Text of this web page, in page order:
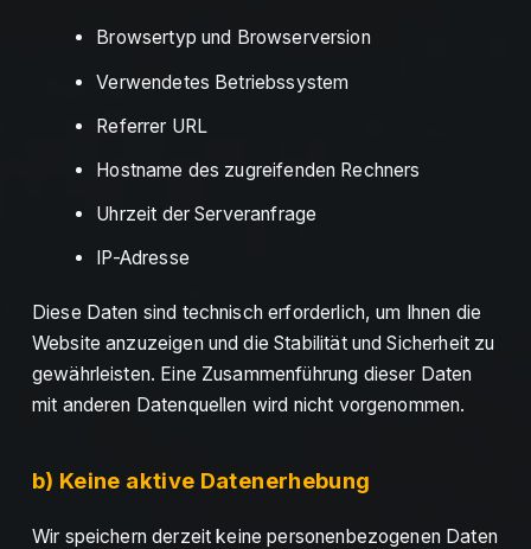
Browsertyp und Browserversion
Verwendetes Betriebssystem
Referrer URL
Hostname des zugreifenden Rechners
Uhrzeit der Serveranfrage
IP-Adresse
Diese Daten sind technisch erforderlich, um Ihnen die
Website anzuzeigen und die Stabilität und Sicherheit zu
gewährleisten. Eine Zusammenführung dieser Daten
mit anderen Datenquellen wird nicht vorgenommen.
b) Keine aktive Datenerhebung
Wir speichern derzeit keine personenbezogenen Daten